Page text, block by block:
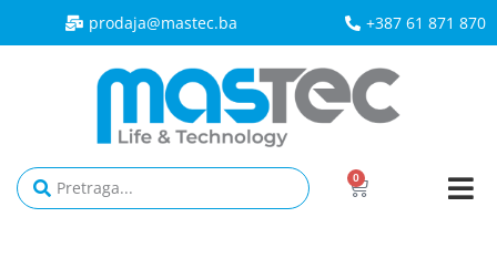
prodaja@mastec.ba​ +387 61 871 870
0